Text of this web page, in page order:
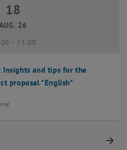
Insights and tips for the
proposal *English*
August 2026
18
26
- bis
11:00
8 von 8